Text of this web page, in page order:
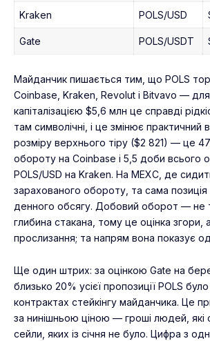
Kraken POLS/USD
Gate POLS/USDT
Майданчик пишається тим, що POLS
Coinbase, Kraken, Revolut і Bitvavo —
капіталізацією $5,6 млн це справді
там символічні, і це змінює практичний
розміру верхнього тіру ($2 821) — це
обороту на Coinbase і 5,5 доби всього
POLS/USD на Kraken. На MEXC , де
зарахованого обороту, та сама
денного обсягу. Добовий оборот — не
глибина стакана, тому це оцінка згори,
прослизання; та напрям вона показує
Ще один штрих: за оцінкою Gate на
близько 20% усієї пропозиції POLS
контрактах стейкінгу майданчика. Це
за нинішньою ціною — гроші людей, які
сейли, яких із січня не було. Цифра з